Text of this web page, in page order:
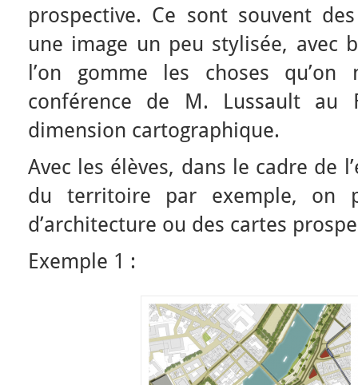
prospective. Ce sont souvent
une image un peu stylisée, avec
l’on gomme les choses
conférence de M. Lussault
dimension cartographique.
Avec les élèves, dans le cadre de
du territoire par exemple, on
d’architecture ou des cartes
Exemple 1 :